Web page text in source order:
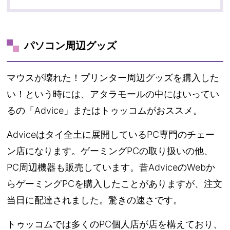
パソコン周辺グッズ
マウスが壊れた！プリンター周辺グッズを購入した
い！という時には、アタラモールの中にはいってい
るの「Advice」またはトゥッコムがおススメ。
Adviceはタイ全土に展開しているPC専門のチェー
ン店になります。ゲーミングPCの取り扱いの他、
PC周辺機器も販売しています。昔AdviceのWebか
らゲーミングPCを購入したことがありますが、注文
当日に配達されました。驚きの速さです。
トゥッコムでは多くのPC個人店が店を構えており、